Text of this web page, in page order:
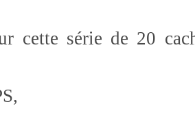
cette série de 20